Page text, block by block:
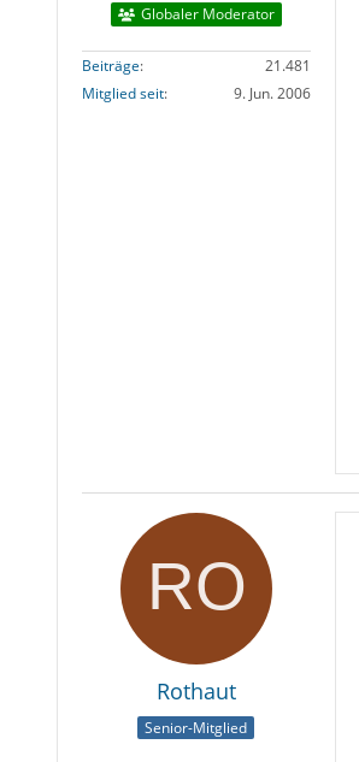
Globaler Moderator
Beiträge
21.481
Mitglied seit
9. Jun. 2006
Rothaut
Senior-Mitglied